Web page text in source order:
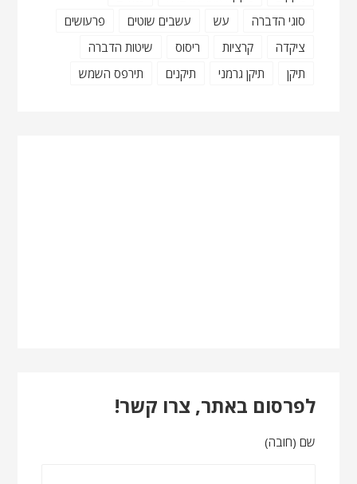
סוגי הדברה
עש עשבים שוטים
פרעושים
ציקדה
קרציות ריסוס
שיטות הדברה
תיקן
תיקן גרמני תיקנים תירפס השמש
לפרסום באתר, צרו קשר!
שם (חובה)